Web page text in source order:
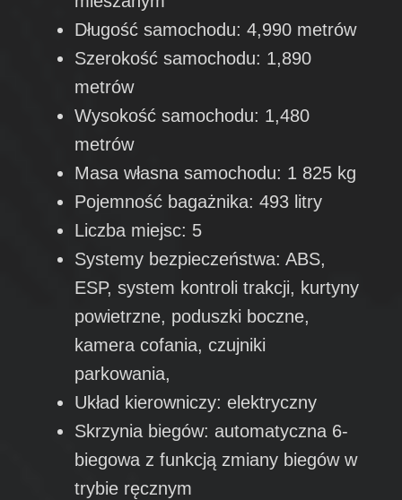
Długość samochodu: 4,990 metrów
Szerokość samochodu: 1,890
metrów
Wysokość samochodu: 1,480
metrów
Masa własna samochodu: 1 825 kg
Pojemność bagażnika: 493 litry
Liczba miejsc: 5
Systemy bezpieczeństwa: ABS,
ESP, system kontroli trakcji, kurtyny
powietrzne, poduszki boczne,
kamera cofania, czujniki
parkowania,
Układ kierowniczy: elektryczny
Skrzynia biegów: automatyczna 6-
biegowa z funkcją zmiany biegów w
trybie ręcznym